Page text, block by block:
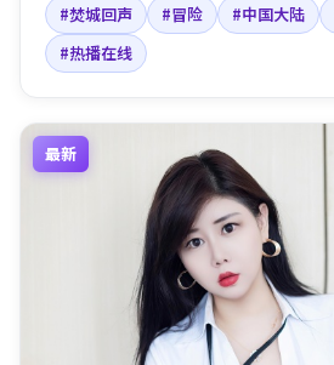
#焚城回声
#冒险 #中国大陆
#热播在线
最新